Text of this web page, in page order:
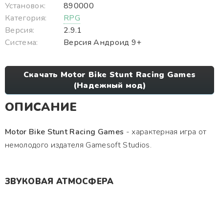
Установок:
890000
Категория:
RPG
Версия:
2.9.1
Система:
Версия Андроид 9+
Скачать Motor Bike Stunt Racing Games
(Надежный мод)
ОПИСАНИЕ
Motor Bike Stunt Racing Games - характерная игра от
немолодого издателя Gamesoft Studios.
ЗВУКОВАЯ АТМОСФЕРА